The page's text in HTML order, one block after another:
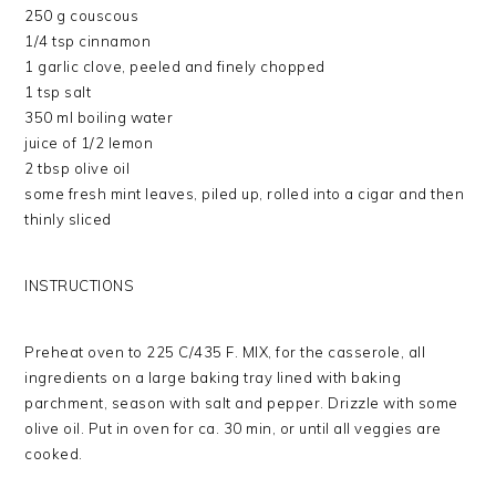
250 g couscous
1/4 tsp cinnamon
1 garlic clove, peeled and finely chopped
1 tsp salt
350 ml boiling water
juice of 1/2 lemon
2 tbsp olive oil
some fresh mint leaves, piled up, rolled into a cigar and then
thinly sliced
INSTRUCTIONS
Preheat oven to 225 C/435 F. MIX, for the casserole, all
ingredients on a large baking tray lined with baking
parchment, season with salt and pepper. Drizzle with some
olive oil. Put in oven for ca. 30 min, or until all veggies are
cooked.